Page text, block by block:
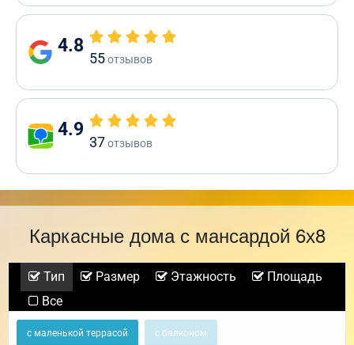
4.8
55отзывов
4.9
37отзывов
Каркасные дома с мансардой 6х8
Тип Размер Этажность
Площадь
Все
с маленькой террасой с балконом